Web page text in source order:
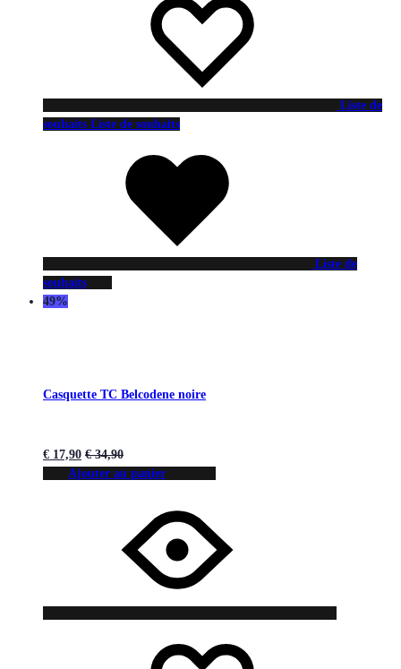
Liste de
souhaits Liste de souhaits
Liste de
souhaits
49%
Casquette TC Belcodene noire
€ 17,90 €34,90
Ajouter au panier